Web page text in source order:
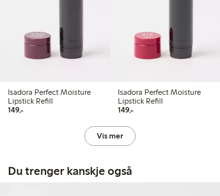
Isadora Perfect Moisture
Lipstick Refill
149,-149,00 kr
Isadora Perfect Moisture
Lipstick Refill
149,-149,00 kr
Vis mer
Du trenger kanskje også